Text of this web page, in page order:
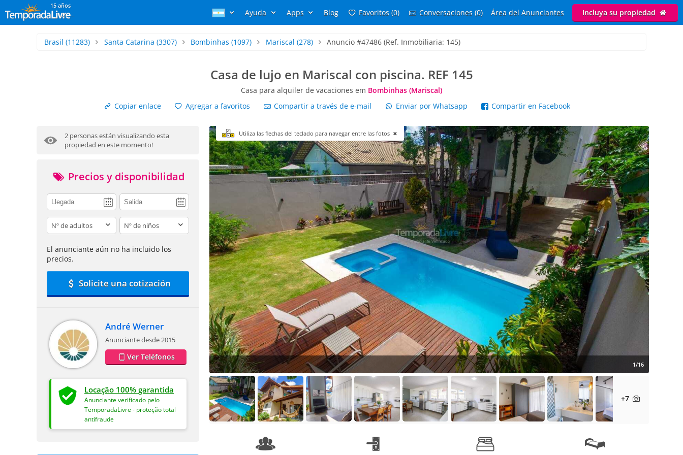
15 años
Ayuda Apps Blog Favoritos (0) Conversaciones (0) Área del Anunciantes Incluya su propiedad
Brasil (11283) Santa Catarina (3307) Bombinhas (1097) Mariscal (278) Anuncio #47486 (Ref. Inmobiliaria: 145)
Casa de lujo en Mariscal con piscina. REF 145
Casa para alquiler de vacaciones em Bombinhas (Mariscal)
Copiar enlace
Agregar a favoritos Compartir a través de e-mail Enviar por Whatsapp Compartir en Facebook
2 personas están visualizando esta
propiedad en este momento!
Precios y disponibilidad
adults children
El anunciante aún no ha incluido los
precios.
Solicite una cotización
André Werner
Anunciante desde 2015
Ver Teléfonos
Locação 100% garantida
Anunciante verificado pelo
TemporadaLivre - proteção total
antifraude
Utiliza las flechas del teclado para navegar entre las fotos
1/16
+7